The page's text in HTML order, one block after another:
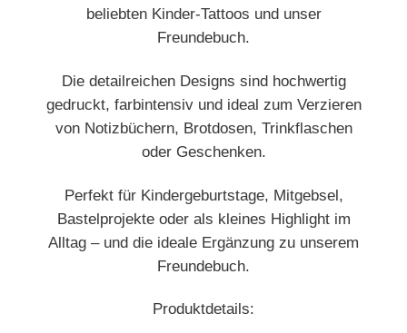
beliebten Kinder-Tattoos und unser
Freundebuch.
Die detailreichen Designs sind hochwertig
gedruckt, farbintensiv und ideal zum Verzieren
von Notizbüchern, Brotdosen, Trinkflaschen
oder Geschenken.
Perfekt für Kindergeburtstage, Mitgebsel,
Bastelprojekte oder als kleines Highlight im
Alltag – und die ideale Ergänzung zu unserem
Freundebuch.
Produktdetails: